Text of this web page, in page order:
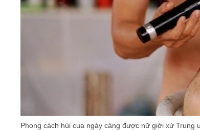
Phong cách húi cua ngày càng được nữ giới xứ Trung